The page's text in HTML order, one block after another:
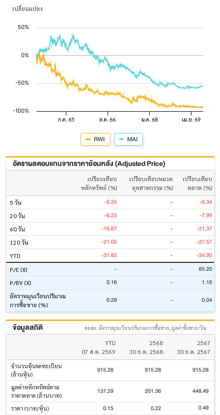
เปลี่ยนแปลง
RWI MAI
อัตราผลตอบแทนจากราคาย้อนหลัง (Adjusted Price)
เปรียบเทียบ
หลักทรัพย์ (%)
เปรียบเทียบหมวด
อุตสาหกรรม (%)
เปรียบเทียบ
ตลาด (%)
5 วัน
-6.25 - -6.34
20 วัน -6.25 - -7.99
60 วัน -16.67 - -21.37
120 วัน -21.05 - -27.57
YTD -31.82 - -34.90
P/E (X) - - 65.20
P/BV (X) 0.16 - 1.16
อัตราหมุนเวียนปริมาณ
การซื้อขาย (%)
0.29 - 0.04
ข้อมูลสถิติ สะสม: อัตราหมุนเวียนปริมาณการซื้อขาย, มูลค่าซื้อขาย/วัน
YTD
07 ส.ค. 2569
2568
30 ธ.ค. 2568
2567
30 ธ.ค. 2567
จำนวนหุ้นจดทะเบียน
(ล้านหุ้น)
915.28 915.28 915.28
มูลค่าหลักทรัพย์ตาม
ราคาตลาด (ล้านบาท)
137.29 201.36 448.49
ราคา (บาท/หุ้น) 0.15 0.22 0.49